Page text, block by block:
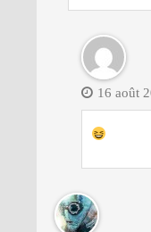
16 août